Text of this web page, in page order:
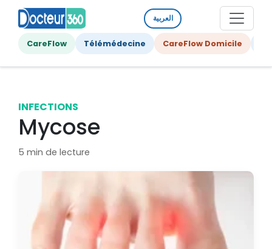
العربية
CareFlow Télémédecine CareFlow Domicile
INFECTIONS
Mycose
5 min de lecture